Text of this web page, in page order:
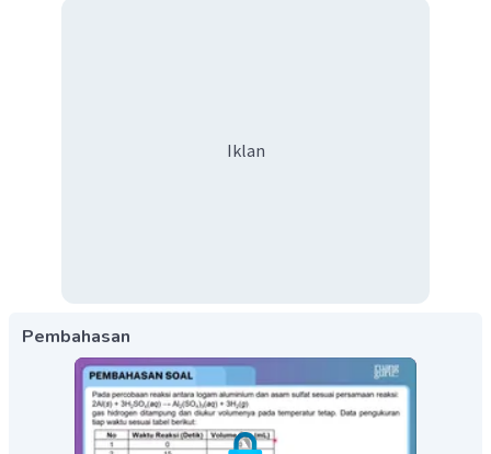
Iklan
Pembahasan